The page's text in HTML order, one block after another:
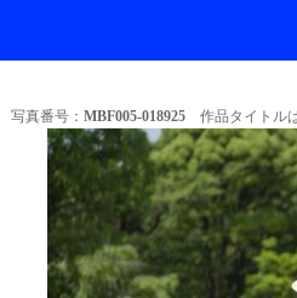
写真番号： MBF005-018925 作品タイトル